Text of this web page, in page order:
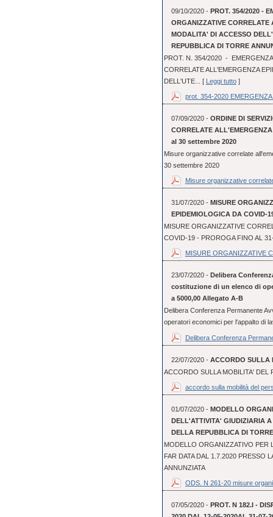
09/10/2020 - PROT. 354/2020 -
ORGANIZZATIVE
MODALITA' DI ACCESSO
REPUBBLICA DI TORRE
PROT. N. 354/2020 -
CORRELATE ALL'EMERGENZA
DELL'UTE... [ Leggi tutto]
prot. 354-2020
07/09/2020 - ORDINE DI
CORRELATE
al 30 settembre 2020
Misure organizzative correlate
30 settembre 2020
Misure organizzative
31/07/2020 - MISURE
EPIDEMIOLOGICA DA COVID-
MISURE ORGANIZZATIVE
COVID-19 - PROROGA FINO AL
MISURE ORGANIZZATIVE
23/07/2020 - Delibera
costituzione di un elenco di
a 5000,00 Allegato A-B
Delibera Conferenza Permanente
operatori economici per l'appalto di
Delibera Conferenza
22/07/2020 - ACCORDO SULLA
ACCORDO SULLA MOBILITA' DEL
accordo sulla mobilità del
01/07/2020 - MODELLO
DELL'ATTIVITA' GIUDIZIARIA
DELLA REPUBBLICA DI
MODELLO ORGANIZZATIVO PER
FAR DATA DAL 1.7.2020 PRESSO
ANNUNZIATA
ODS. N 261-20 misure
07/05/2020 - PROT. N 182.I -